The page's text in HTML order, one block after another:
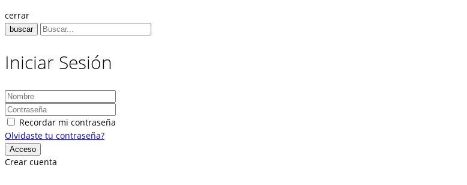
cerrar
buscar
Iniciar Sesión
Recordar mi contraseña
Olvidaste tu contraseña?
Crear cuenta